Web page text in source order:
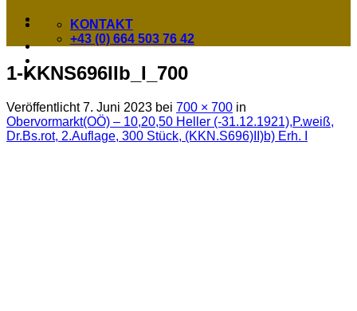
KONTAKT
+43 (0) 664 503 76 42
1-KKNS696IIb_I_700
Veröffentlicht7. Juni 2023 bei 700 × 700 in
Obervormarkt(OÖ) – 10,20,50 Heller (-31.12.1921),P.weiß,
Dr.Bs.rot, 2.Auflage, 300 Stück, (KKN.S696)II)b) Erh. I